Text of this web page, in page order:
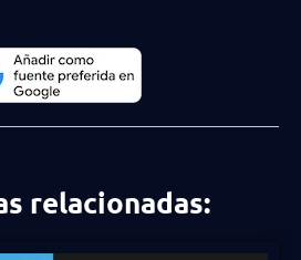
relacionadas: